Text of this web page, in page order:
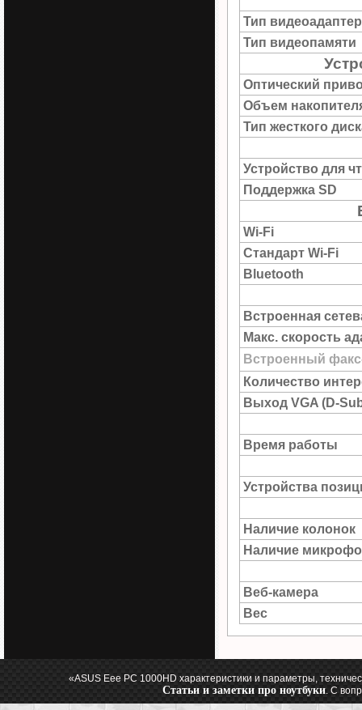
Тип
Тип видеопамяти
Оптический
Объем
Тип жесткого
Устройство для
Поддержка SD
Wi-Fi
Стандарт Wi-Fi
Bluetooth
Встроенная
Макс. скорость
Встроенный
Количество
Выход VGA (D-
Время работы
Устройства
Наличие колонок
Наличие
Веб-камера
Вес
«ASUS Eee PC 1000HD характеристики и параметры,
Статьи и заметки про ноутбуки. С